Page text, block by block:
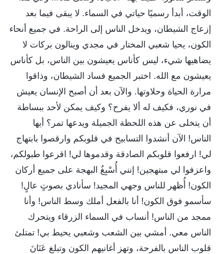
الوقت، أبدأ رسميًا حياتي في السماء. لا يبقى فيما بعد
إزعاج الشيطان، ويدخل الناس إلى الراحة. في جميع أنحاء
الكون، يحيا شعبي المختار في مجدي وينالون بركات لا
يضاهيها شيء، ليس كأناس يعيشون بين الناس، بل كأناس
يعيشون مع الله. اختبر الجميع فساد الشيطان، وذاقوا
مرارة الحياة وحلاوتها. والآن بعد أن أصبح الإنسان يعيش
في نوري، فكيف له ألا يفرح؟ وكيف يمكن لأحد ببساطة
أن يتخلى عن هذه اللحظة الجميلة ويدعها تمر؟ أيها
الناس! الآن أنشدوا التسابيح في قلوبكم وارقصوا بابتهاج
لي! ارفعوا قلوبكم الصادقة وقدموها لي! اقرعوا طبولكم،
واعزفوا لي مبتهجين! إنني أُسْبِغُ البهجة على جميع أركان
الكون! أُظهر للناس وجهي المجيد! سأنادي بصوتٍ عالٍ!
سأسمو فوق الكون! أنا بالفعل أملك وسط الناس! وأنا
ممجد من الناس! أنساب في السماء الزرقاء ويتحرك
الناس معي. أمشي بين الشعب وشعبي يحيط بي! تمتلئ
قلوب الناس بالفرحة، وتهز أغانيهم الكون وتبلغ عَنَانَ